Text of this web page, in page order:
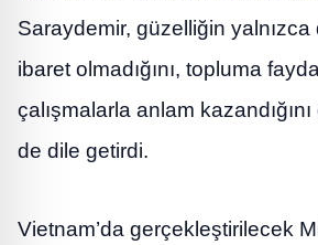
Saraydemir, güzelliğin yalnızca
ibaret olmadığını, topluma
çalışmalarla anlam
de dile getirdi.
Vietnam’da gerçekleştirilecek